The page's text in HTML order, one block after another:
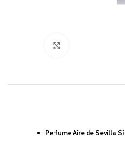
Perfume Aire de Sevilla